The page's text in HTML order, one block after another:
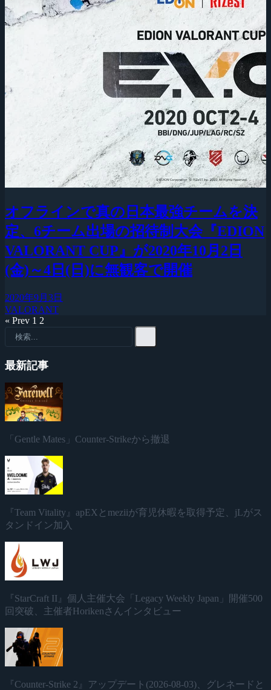
オフラインで真の日本最強チームを決
定、6チーム出場の招待制大会『EDION
VALORANT CUP』が2020年10月2日
(金)～4日(日)に無観客で開催
2020年9月3日
VALORANT
« Prev 1 2
最新記事
「Gentle Mates」Counter-Strikeから撤退
『Team Vitality』apEXとmeziiが育児休暇を取得予定、jLがス
タンドイン加入
『StarCraft II』個人主催大会「Legacy Weekly Japan」開催500
回突破、主催者Horikenさんインタビュー
『Counter-Strike 2』アップデート(2026-08-03)、グレネードと